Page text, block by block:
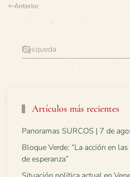
Anterior
Artículos más recientes
Panoramas SURCOS | 7 de
Bloque Verde: “La acción en
de esperanza”